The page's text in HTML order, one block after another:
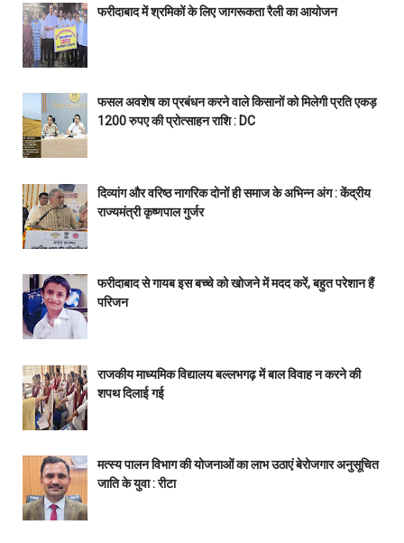
फरीदाबाद में श्रमिकों के लिए जागरूकता रैली का आयोजन
फसल अवशेष का प्रबंधन करने वाले किसानों को मिलेगी प्रति एकड़
1200 रुपए की प्रोत्साहन राशि : DC
दिव्यांग और वरिष्ठ नागरिक दोनों ही समाज के अभिन्न अंग : केंद्रीय
राज्यमंत्री कृष्णपाल गुर्जर
फरीदाबाद से गायब इस बच्चे को खोजने में मदद करें, बहुत परेशान हैं
परिजन
राजकीय माध्यमिक विद्यालय बल्लभगढ़ में बाल विवाह न करने की
शपथ दिलाई गई
मत्स्य पालन विभाग की योजनाओं का लाभ उठाएं बेरोजगार अनुसूचित
जाति के युवा : रीटा